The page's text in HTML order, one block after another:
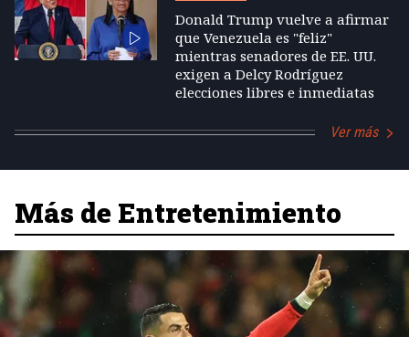
Donald Trump vuelve a afirmar
que Venezuela es "feliz"
mientras senadores de EE. UU.
exigen a Delcy Rodríguez
elecciones libres e inmediatas
Ver más
Más de Entretenimiento